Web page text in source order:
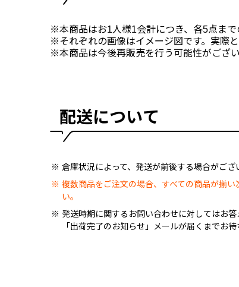
※本商品はお1人様1会計につき、各5点まで
※それぞれの画像はイメージ図です。実際と
※本商品は今後再販売を行う可能性がござい
配送について
倉庫状況によって、発送が前後する場合がござ
複数商品をご注文の場合、すべての商品が揃
い。
発送時期に関するお問い合わせに対してはお答
「出荷完了のお知らせ」メールが届くまでお待